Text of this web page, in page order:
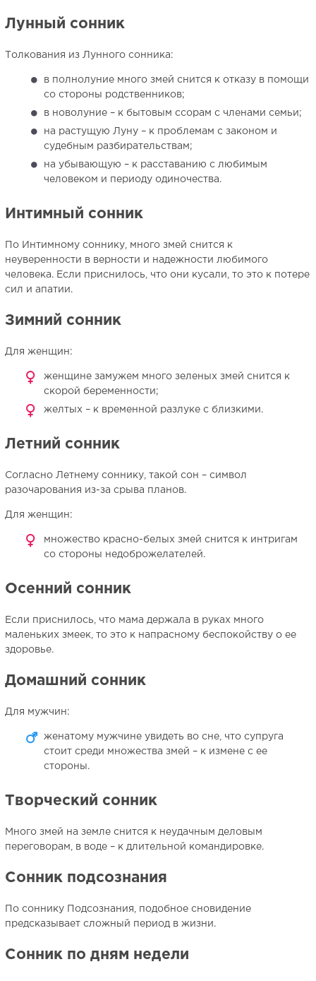
Лунный сонник
Толкования из Лунного сонника:
в полнолуние много змей снится к отказу в помощи
со стороны родственников;
в новолуние – к бытовым ссорам с членами семьи;
на растущую Луну – к проблемам с законом и
судебным разбирательствам;
на убывающую – к расставанию с любимым
человеком и периоду одиночества.
Интимный сонник
По Интимному соннику, много змей снится к
неуверенности в верности и надежности любимого
человека. Если приснилось, что они кусали, то это к потере
сил и апатии.
Зимний сонник
Для женщин:
женщине замужем много зеленых змей снится к
скорой беременности;
желтых – к временной разлуке с близкими.
Летний сонник
Согласно Летнему соннику, такой сон – символ
разочарования из-за срыва планов.
Для женщин:
множество красно-белых змей снится к интригам
со стороны недоброжелателей.
Осенний сонник
Если приснилось, что мама держала в руках много
маленьких змеек, то это к напрасному беспокойству о ее
здоровье.
Домашний сонник
Для мужчин:
женатому мужчине увидеть во сне, что супруга
стоит среди множества змей – к измене с ее
стороны.
Творческий сонник
Много змей на земле снится к неудачным деловым
переговорам, в воде – к длительной командировке.
Сонник подсознания
По соннику Подсознания, подобное сновидение
предсказывает сложный период в жизни.
Сонник по дням недели